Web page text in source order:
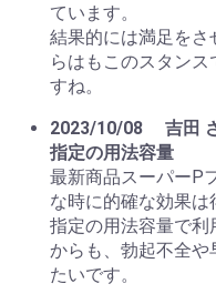
ています。
結果的には満足を
らはもこのスタン
すね。
2023/10/08
吉田
指定の用法容量
最新商品スーパーP
な時に的確な効果は
指定の用法容量で
からも、勃起不全や
たいです。